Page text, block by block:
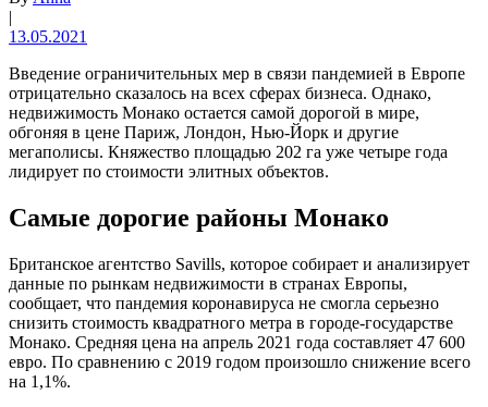
|
13.05.2021
Введение ограничительных мер в связи пандемией в Европе
отрицательно сказалось на всех сферах бизнеса. Однако,
недвижимость Монако остается самой дорогой в мире,
обгоняя в цене Париж, Лондон, Нью-Йорк и другие
мегаполисы. Княжество площадью 202 га уже четыре года
лидирует по стоимости элитных объектов.
Самые дорогие районы Монако
Британское агентство Savills, которое собирает и анализирует
данные по рынкам недвижимости в странах Европы,
сообщает, что пандемия коронавируса не смогла серьезно
снизить стоимость квадратного метра в городе-государстве
Монако. Средняя цена на апрель 2021 года составляет 47 600
евро. По сравнению с 2019 годом произошло снижение всего
на 1,1%.